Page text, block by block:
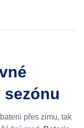
přes zimu, tak